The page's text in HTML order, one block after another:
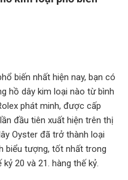
biến nhất hiện nay, bạn có
hồ dây kim loại nào từ bình
phát minh, được cấp
đầu tiên xuất hiện trên thị
Oyster đã trở thành loại
biểu tượng, tốt nhất trong
20 và 21. hàng thế kỷ.